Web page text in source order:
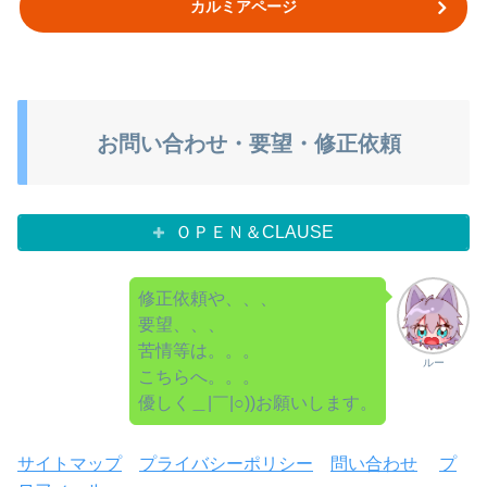
カルミアページ
お問い合わせ・要望・修正依頼
ＯＰＥＮ＆CLAUSE
ルー
修正依頼や、、、
要望、、、
苦情等は。。。
こちらへ。。。
優しく＿|￣|○))お願いします。
サイトマップ プライバシーポリシー 問い合わせ
プ